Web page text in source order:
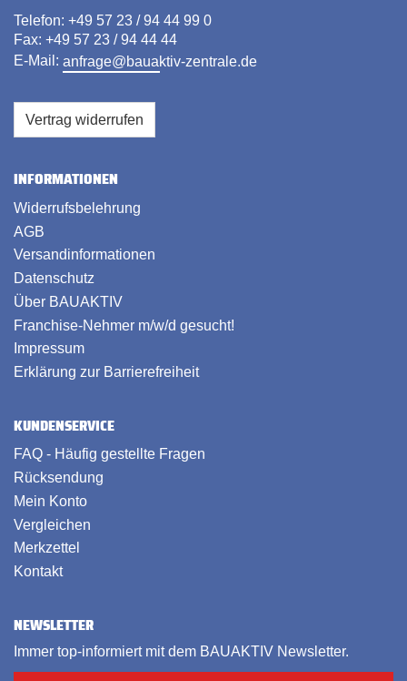
Telefon: +49 57 23 / 94 44 99 0
Fax: +49 57 23 / 94 44 44
E-Mail: anfrage@bauaktiv-zentrale.de
Vertrag widerrufen
INFORMATIONEN
Widerrufsbelehrung
AGB
Versandinformationen
Datenschutz
Über BAUAKTIV
Franchise-Nehmer m/w/d gesucht!
Impressum
Erklärung zur Barrierefreiheit
KUNDENSERVICE
FAQ - Häufig gestellte Fragen
Rücksendung
Mein Konto
Vergleichen
Merkzettel
Kontakt
NEWSLETTER
Immer top-informiert mit dem BAUAKTIV Newsletter.